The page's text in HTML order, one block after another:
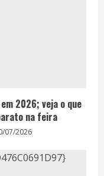
2026; veja o que
na feira
07/2026